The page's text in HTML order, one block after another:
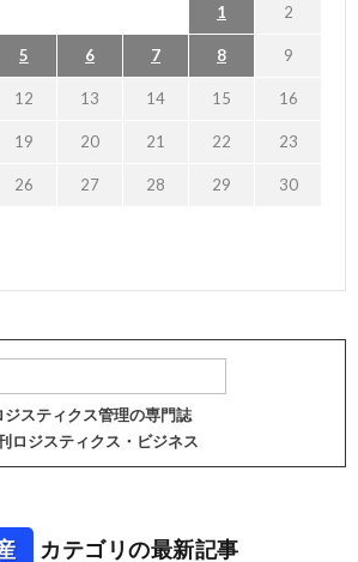
1 2
5 6 7 8 9
12 13 14 15 16
19 20 21 22 23
26 27 28 29 30
ジスティクス管理の専門誌
ロジスティクス・ビジネス
カテゴリの最新記事